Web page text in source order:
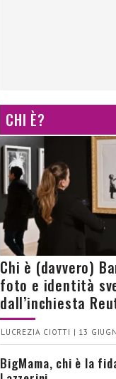
CHI È?
Chi è (davvero)
foto e identità
dall’inchiesta
LUCREZIA CIOTTI | 13
BigMama, chi è la